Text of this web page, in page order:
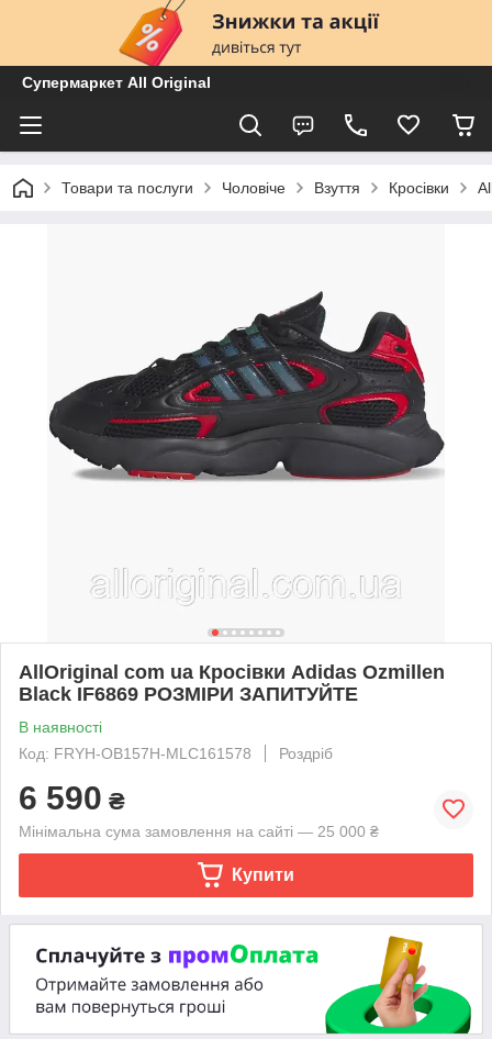
Супермаркет All Original
Товари та послуги Чоловіче Взуття Кросівки
AllOriginal com ua Кросівки Adidas Ozmillen
Black IF6869 РОЗМІРИ ЗАПИТУЙТЕ
В наявності
Код: FRYH-OB157H-MLC161578
Роздріб
6 590 ₴
Мінімальна сума замовлення на сайті — 25 000 ₴
Купити